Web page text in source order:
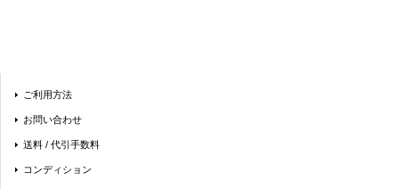
ご利用方法
お問い合わせ
送料 / 代引手数料
コンディション